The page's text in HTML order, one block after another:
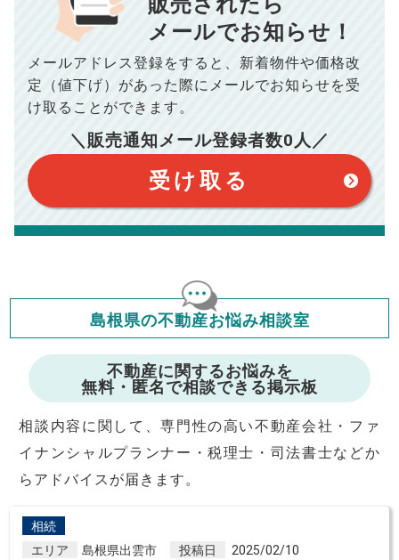
年間の支払額 10,005 円
総支払額 100,050 円
このシミュレーターは元利均等返済方式で試算しています。
このシミュレーターは、四捨五入にて計算しております。
このシミュレーターはお借り入れの全期間で金利が変わらない設
このシミュレーターでの結果は、お借り入れを保証するものでは
ありません。
このシミュレーターをご利用された方の、いかなる損害について
ますが、お借り入れの際に各金融機関にご相談ください。
会員マイページでは
修繕費・管理費の計算もできます
■抵当権抹消費用／0万円
場合がございます。詳しくは最寄りの税務署などにご確認く
※シミュレーター結果はあくまでも概算であり、手残り金額を
※上記売却費用には、住所変更登記の費用、引っ越し費用、住
で予めご了承ください。
※仲介手数料は宅地建物取引業法で定められた上限で計算して
メールでお知らせ！
メールアドレス登録をすると、 新着物件や価格改
定（値下げ）があった際に メールでお知らせを受
け取ることができます。
＼販売通知メール登録者数0 人／
受け取る
島根県の不動産お悩み相談室
不動産に関するお悩みを
無料・匿名で相談できる掲示板
相談内容に関して、専門性の高い不動産会社・ファ
イナンシャルプランナー・税理士・司法書士などか
らアドバイスが届きます。
相続
エリア
島根県出雲市 投稿日 2025/02/10